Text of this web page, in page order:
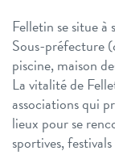
Felletin se situe à
Sous-préfecture
piscine, maison
La vitalité de
associations qui
lieux pour se
sportives,